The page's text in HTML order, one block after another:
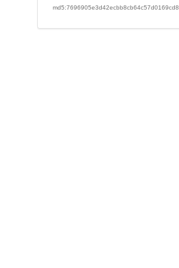
md5:7696905e3d42ecbb8cb64c57d0169cd8